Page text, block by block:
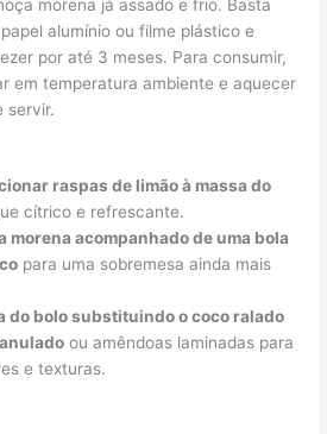
morena já assado e frio. Basta
alumínio ou filme plástico e
por até 3 meses. Para consumir,
em temperatura ambiente e aquecer
servir.
raspas de limão à massa do
cítrico e refrescante.
morena acompanhado de uma bola
para uma sobremesa ainda mais
do bolo substituindo o coco ralado
ou amêndoas laminadas para
e texturas.